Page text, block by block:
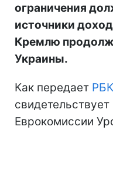
ограничения
источники
Кремлю
Украины.
Как передает
свидетельствует
Еврокомиссии